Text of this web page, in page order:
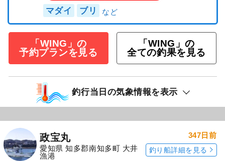
マダイ ブリ
「WING」の
予約プランを見る
「WING」の
全ての釣果を見る
釣行当日の気象情報を表示
政宝丸
愛知県 知多郡南知多町 大井
漁港
347日前
釣り船詳細を見る